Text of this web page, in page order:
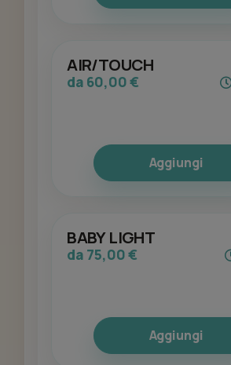
AIR/TOUCH
da 60,00 €
Aggiungi
BABY LIGHT
da 75,00 €
Aggiungi